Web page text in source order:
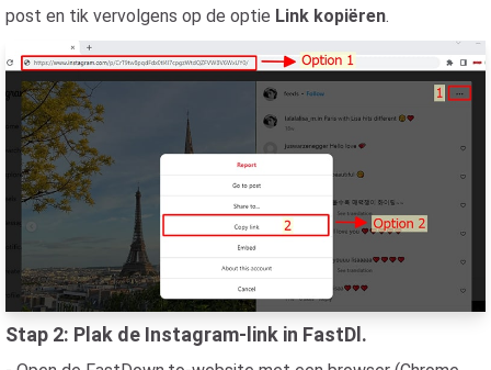
post en tik vervolgens op de optie Link kopiëren.
Stap 2: Plak de Instagram-link in FastDl.